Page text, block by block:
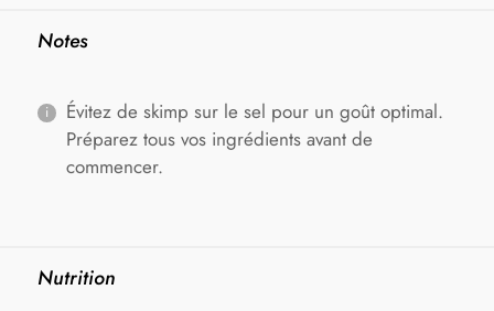
Notes
Évitez de skimp sur le sel pour un goût optimal.
Préparez tous vos ingrédients avant de
commencer.
Nutrition